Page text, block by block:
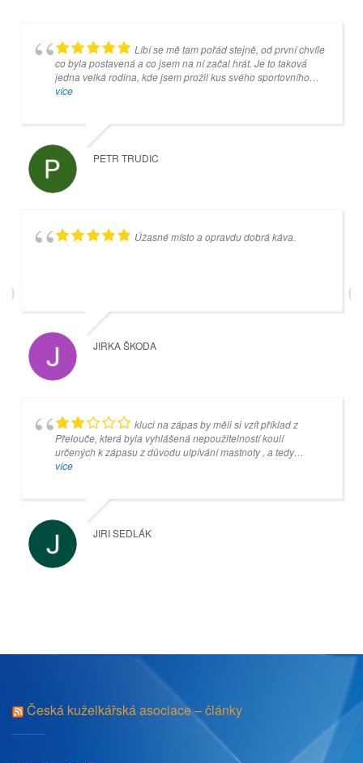
Líbí se mě tam pořád stejně, od první chvíle
co byla postavená a co jsem na ní začal hrát. Je to taková
jedna velká rodina, kde jsem prožil kus svého sportovního
života a kam rád chodím.
více
PETR TRUDIC
Úžasné místo a opravdu dobrá káva.
JIRKA ŠKODA
kluci na zápas by měli si vzít příklad z
Přelouče, která byla vyhlášená nepoužitelností koulí
určených k zápasu z důvodu ulpívání mastnoty , a tedy
neuchopitelné pro ty , kteří drží kouli v prstech ... v Přelouči
nechali při zápasu koule umýt...tedy tuto neblahou štafetu po
Přelouči drží teď právě kuželna v Náchodě ... ale jinak
naprosto skvělé dívadlo a herna
více
JIRI SEDLÁK
Je to super místo, ale jakmile se koulí
dotknete šedivé desky, tak pan Mankovecký (správce) na vás
začne křičet, tak nebudete vystrašení, ale budete z něho mít
srandu celý další týden.
více
VEVRIS96 OK
Příjemné prostředí. Hospůdka s dobrými
MIROSLAV SIXTA
Česká kuželkářská asociace – články